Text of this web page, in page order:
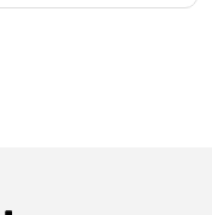
ด้ปล่อยให้เด็กๆ ทำ